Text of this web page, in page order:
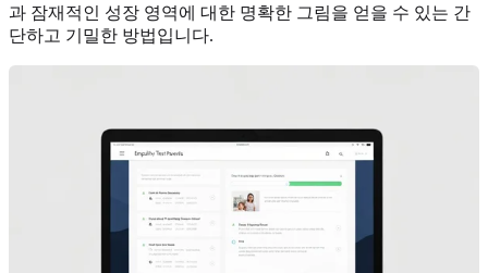
과 잠재적인 성장 영역에 대한 명확한 그림을 얻을 수 있는 간
단하고 기밀한 방법입니다.